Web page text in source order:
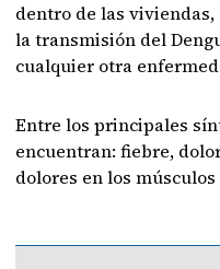
dentro de las
la transmisión del
cualquier otra
Entre los principales
encuentran: fiebre,
dolores en los